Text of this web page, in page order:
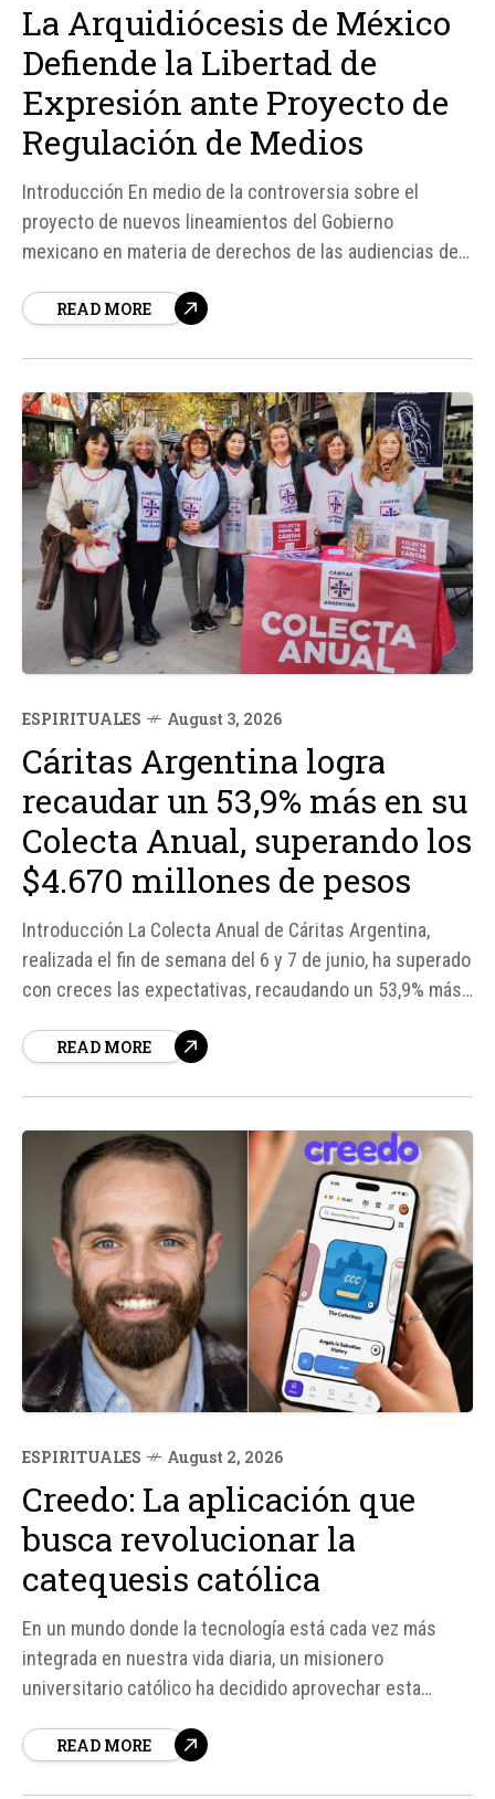
La Arquidiócesis de México
Defiende la Libertad de
Expresión ante Proyecto de
Regulación de Medios
Introducción En medio de la controversia sobre el
proyecto de nuevos lineamientos del Gobierno
mexicano en materia de derechos de las audiencias de
emitido un comunicado defendiendo la libertad de
READ MORE
ESPIRITUALES August 3, 2026
Cáritas Argentina logra
recaudar un 53,9% más en su
Colecta Anual, superando los
$4.670 millones de pesos
Introducción La Colecta Anual de Cáritas Argentina,
realizada el fin de semana del 6 y 7 de junio, ha superado
con creces las expectativas, recaudando un 53,9% más
los fondos reunidos en las 67 diócesis del país
READ MORE
ESPIRITUALES August 2, 2026
Creedo: La aplicación que
busca revolucionar la
catequesis católica
En un mundo donde la tecnología está cada vez más
integrada en nuestra vida diaria, un misionero
universitario católico ha decidido aprovechar esta
manera accesible y atractiva. Caleb Burbach, fundador
READ MORE